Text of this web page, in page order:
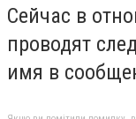
Сейчас в
проводят
имя в